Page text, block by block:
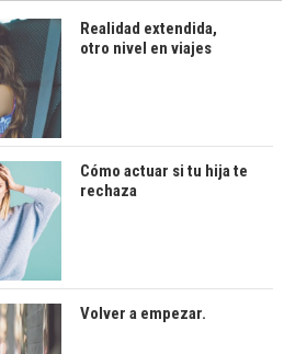
Realidad extendida,
otro nivel en viajes
Cómo actuar si tu hija te
rechaza
Volver a empezar.